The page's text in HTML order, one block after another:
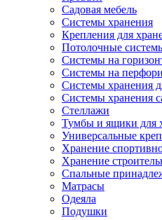
Садовая мебель
Системы хранения
Крепления для
Потолочные
Системы на
Системы на
Системы хранения
Системы хранения
Стеллажи
Тумбы и ящики для
Универсальные
Хранение
Хранение
Спальные
Матрасы
Одеяла
Подушки